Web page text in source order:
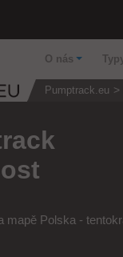
O nás
Pumptrack.eu
mapě Polska -